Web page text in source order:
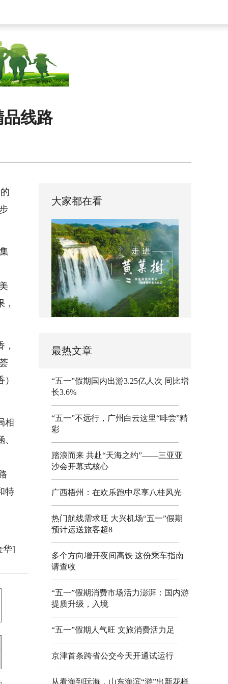
线路
相
特
华]
大家都在看
最热文章
“五一”假期国内出游3.25亿人次 同比增
长3.6%
“五一”不远行，广州白云这里“啡尝”精
彩
踏浪而来 共赴“天海之约”——三亚亚
沙会开幕式核心
广西梧州：在欢乐跑中尽享八桂风光
热门航线需求旺 大兴机场“五一”假期
预计运送旅客超8
多个方向增开夜间高铁 这份乘车指南
请查收
“五一”假期消费市场活力澎湃：国内游
提质升级，入境
“五一”假期人气旺 文旅消费活力足
京津首条跨省公交今天开通试运行
从看海到玩海，山东海滨“游”出新花样